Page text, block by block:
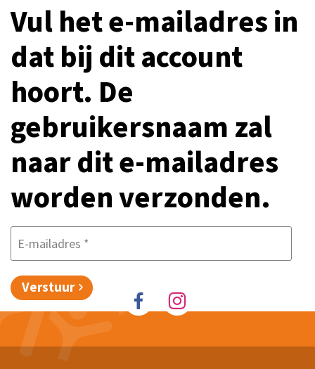
Vul het e-mailadres in
dat bij dit account
hoort. De
gebruikersnaam zal
naar dit e-mailadres
worden verzonden.
E-mailadres *
Verstuur